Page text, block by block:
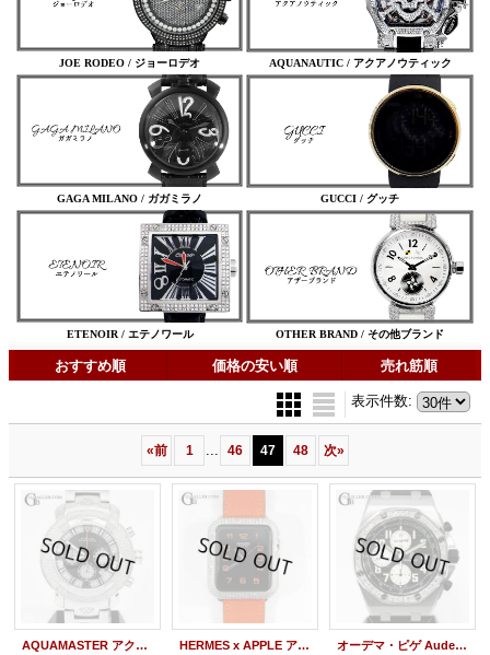
JOE RODEO / ジョーロデオ AQUANAUTIC / アクアノウティック
GAGA MILANO / ガガミラノ GUCCI / グッチ
ETENOIR / エテノワール OTHER BRAND / その他ブランド
おすすめ順 価格の安い順 売れ筋順
表示件数:
«前 1 46 47 48 次»
AQUAMASTER アクアマスター ダイヤ SAM79 黒 新品 HERMES x APPLE アップルウォッチカスタム SV ダイヤ オーデマ・ピゲ Audemars Piguet Royal Oak Offshore Chronograph Bezel Diamond Custom 25940